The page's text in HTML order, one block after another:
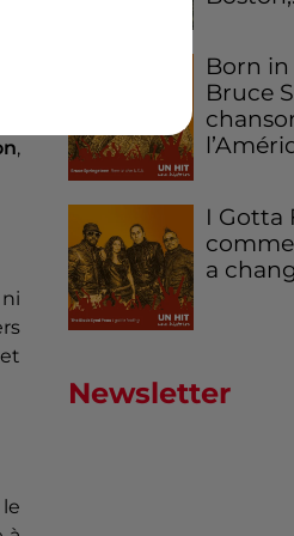
,
Born in
Bruce
I Gotta
a
Newsletter